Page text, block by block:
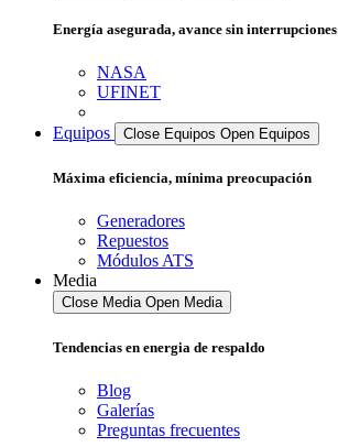
Energía asegurada, avance sin interrupciones
NASA
UFINET
Equipos Close Equipos Open Equipos
Máxima eficiencia, mínima preocupación
Generadores
Repuestos
Módulos ATS
Media
Close Media Open Media
Tendencias en energia de respaldo
Blog
Galerías
Preguntas frecuentes